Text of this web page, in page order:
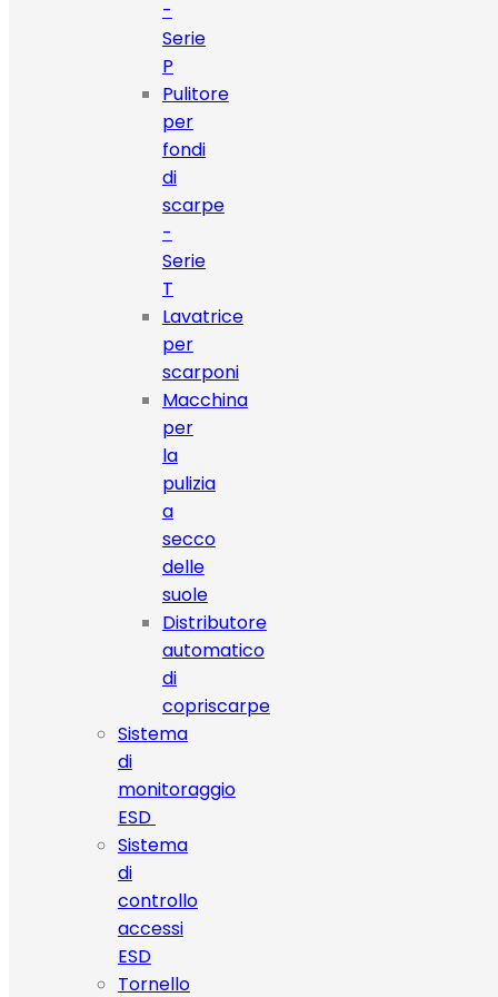
-
Serie
P
Pulitore
per
fondi
di
scarpe
-
Serie
T
Lavatrice
per
scarponi
Macchina
per
la
pulizia
a
secco
delle
suole
Distributore
automatico
di
copriscarpe
Sistema
di
monitoraggio
ESD
Sistema
di
controllo
accessi
ESD
Tornello